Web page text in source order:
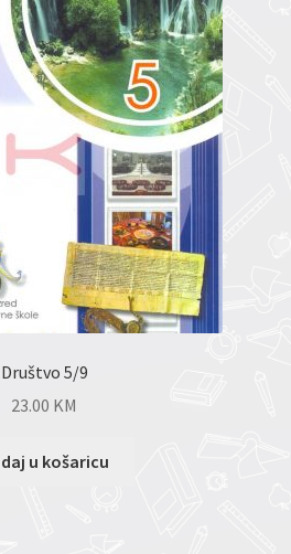
Društvo 5/9
23.00 KM
u košaricu